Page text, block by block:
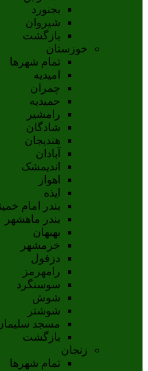
بجنورد
شيروان
بازگشت
خوزستان
تمام شهر‌ها
امیدیه
چمران
حمیدیه
رامشیر
شادگان
هندیجان
آبادان
انديمشک
اهواز
ايذه
بندر امام خميني
بندر ماهشهر
بهبهان
خرمشهر
دزفول
رامهرمز
سوسنگرد
شوش
شوشتر
مسجد سليمان
بازگشت
زنجان
تمام شهر‌ها